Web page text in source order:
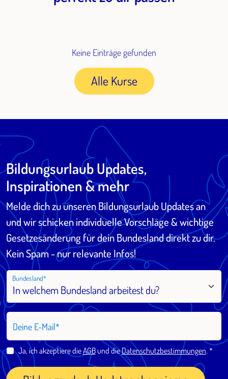
Keine Einträge gefunden
Alle Kurse
Bildungsurlaub Updates,
Inspirationen & mehr
Melde dich zu unseren Bildungsurlaub Updates an
und wir schicken individuelle Vorschläge & wichtige
Gesetzesänderung für dein Bundesland direkt zu dir.
Kein Spam - nur relevante Infos!
Bundesland
Deine E-Mail
Ja, ich akzeptiere dieAGBund dieDatenschutzbestimmungen.